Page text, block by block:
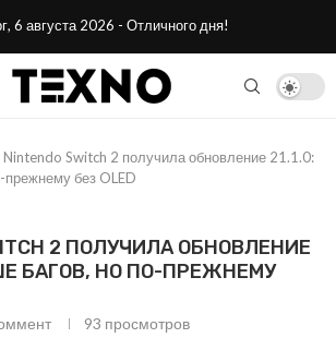
6 августа 2026 - Отличного дня!
Nintendo Switch 2 получила обновление 21.1.0:
без OLED
2 ПОЛУЧИЛА ОБНОВЛЕНИЕ
БАГОВ, НО ПО-ПРЕЖНЕМУ
93 просмотров